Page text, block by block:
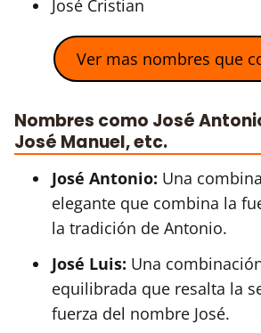
José Cristian
Ver mas nombres que
Nombres como José
José Manuel, etc.
José Antonio: Una
elegante que combina la
la tradición de Antonio.
José Luis: Una
equilibrada que resalta la
fuerza del nombre José.